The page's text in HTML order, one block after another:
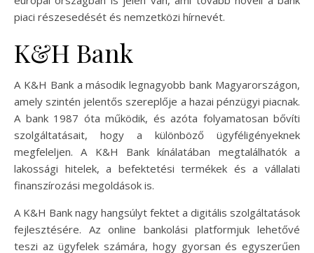
piaci részesedését és nemzetközi hírnevét.
K&H Bank
A K&H Bank a második legnagyobb bank Magyarországon,
amely szintén jelentős szereplője a hazai pénzügyi piacnak.
A bank 1987 óta működik, és azóta folyamatosan bővíti
szolgáltatásait, hogy a különböző ügyféligényeknek
megfeleljen. A K&H Bank kínálatában megtalálhatók a
lakossági hitelek, a befektetési termékek és a vállalati
finanszírozási megoldások is.
A K&H Bank nagy hangsúlyt fektet a digitális szolgáltatások
fejlesztésére. Az online bankolási platformjuk lehetővé
teszi az ügyfelek számára, hogy gyorsan és egyszerűen